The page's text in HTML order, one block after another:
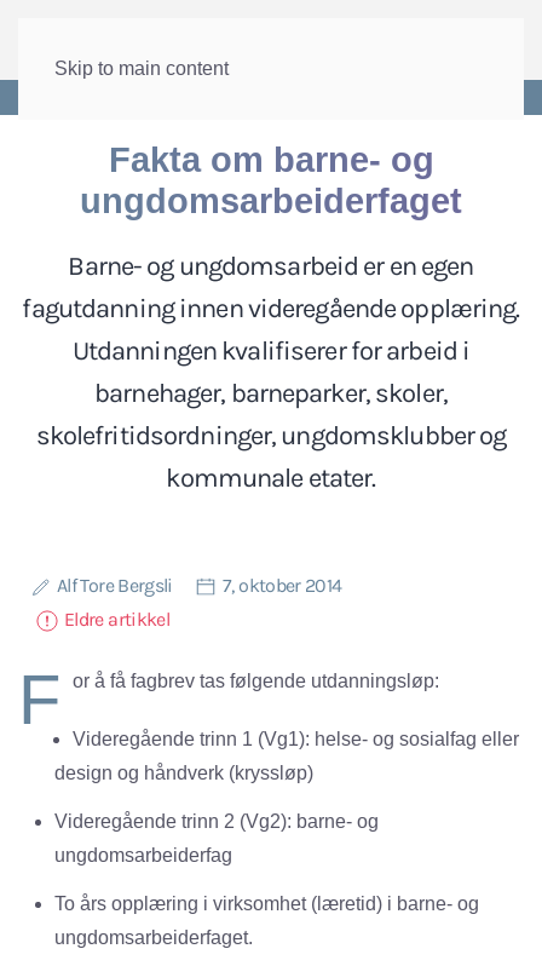
Skip to main content
Fakta om barne- og
ungdomsarbeiderfaget
Barne- og ungdomsarbeid er en egen
fagutdanning innen videregående opplæring.
Utdanningen kvalifiserer for arbeid i
barnehager, barneparker, skoler,
skolefritidsordninger, ungdomsklubber og
kommunale etater.
Alf Tore Bergsli
7, oktober 2014
Eldre artikkel
F or å få fagbrev tas følgende utdanningsløp:
Videregående trinn 1 (Vg1): helse- og sosialfag eller
design og håndverk (kryssløp)
Videregående trinn 2 (Vg2): barne- og
ungdomsarbeiderfag
To års opplæring i virksomhet (læretid) i barne- og
ungdomsarbeiderfaget.